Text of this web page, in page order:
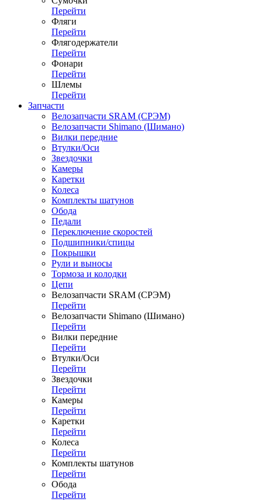
Перейти
Фляги
Перейти
Флягодержатели
Перейти
Фонари
Перейти
Шлемы
Перейти
Запчасти
Велозапчасти SRAM (СРЭМ)
Велозапчасти Shimano (Шимано)
Вилки передние
Втулки/Оси
Звездочки
Камеры
Каретки
Колеса
Комплекты шатунов
Обода
Педали
Переключение скоростей
Подшипники/спицы
Покрышки
Рули и выносы
Тормоза и колодки
Цепи
Велозапчасти SRAM (СРЭМ)
Перейти
Велозапчасти Shimano (Шимано)
Перейти
Вилки передние
Перейти
Втулки/Оси
Перейти
Звездочки
Перейти
Камеры
Перейти
Каретки
Перейти
Колеса
Перейти
Комплекты шатунов
Перейти
Обода
Перейти